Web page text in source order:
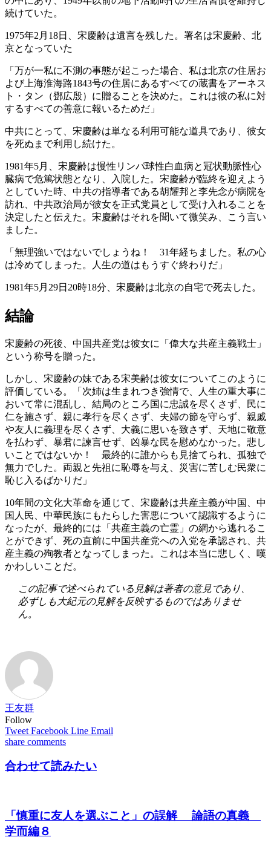
続けていた。
1975年2月18日、宋慶齢は遺言を残した。署名は宋慶齢、北
京となっていた
「万が一私に不測の事態が起こった場合、私は北京の住居お
よび上海淮海路1843号の住居にあるすべての蔵書をアーネス
ト・タン（鄧広殷）に贈ることを決めた。これは彼の私に対
するすべての善意に報いるためだ」
中共にとって、宋慶齢は単なる利用可能な道具であり、彼女
を死ぬまで利用し続けた。
1981年5月、宋慶齢は慢性リンパ球性白血病と冠状動脈性心
臓病で危篤状態となり、入院した。宋慶齢が臨終を迎えよう
としていた時、中共の指導者である胡耀邦と李先念が病院を
訪れ、中共政治局が彼女を正式党員として受け入れることを
決定したと伝えた。宋慶齢はそれを聞いて微笑み、こう言い
ました。
「無理強いではないでしょうね！ 31年経ちました。私の心
は冷めてしまった。人生の道はもうすぐ終わりだ」
1981年5月29日20時18分、宋慶齢は北京の自宅で死去した。
結論
宋慶齢の死後、中国共産党は彼女に「偉大な共産主義戦士」
という称号を贈った。
しかし、宋慶齢の妹である宋美齢は彼女についてこのように
評価している。「次姉は生まれつき強情で、人生の重大事に
おいて常に混乱し、結局のところ国に忠誠を尽くさず、民に
仁を施さず、親に孝行を尽くさず、夫婦の節を守らず、親戚
や友人に義理を尽くさず、大義に思いを致さず、天地に敬意
を払わず、暴君に諫言せず、凶暴な民を慰めなかった。悲し
いことではないか！ 最終的に誰からも見捨てられ、孤独で
無力でした。両親と先祖に恥辱を与え、災害に苦しむ民衆に
恥じ入るばかりだ」
10年間の文化大革命を通じて、宋慶齢は共産主義が中国、中
国人民、中華民族にもたらした害悪について認識するように
なったが、最終的には「共産主義の亡霊」の網から逃れるこ
とができず、死の直前に中国共産党への入党を承認され、共
産主義の殉教者となってしまった。これは本当に悲しく、嘆
かわしいことだ。
この記事で述べられている見解は著者の意見であり、
必ずしも大紀元の見解を反映するものではありませ
ん。
王友群
Follow
Tweet Facebook Line Email
share comments
合わせて読みたい
「慎重に友人を選ぶこと」の誤解 論語の真義
学而編８